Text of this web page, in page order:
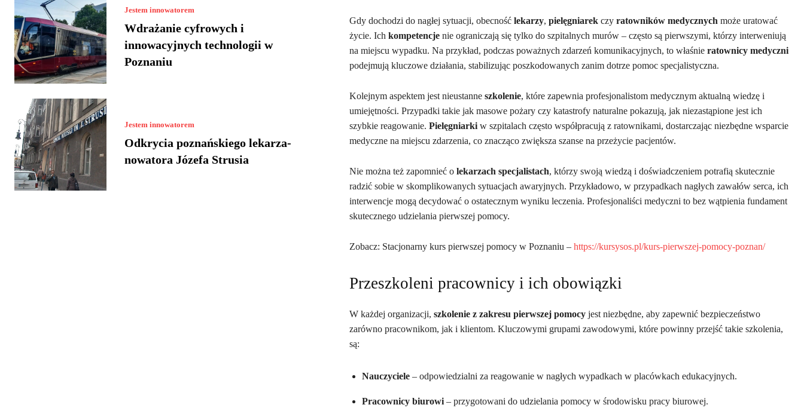
Jestem innowatorem
Wdrażanie cyfrowych i
innowacyjnych technologii w
Poznaniu
Jestem innowatorem
Odkrycia poznańskiego lekarza-
nowatora Józefa Strusia
Gdy dochodzi do nagłej sytuacji, obecność lekarzy, pielęgniarek czy ratowników medycznych może uratować
życie. Ich kompetencje nie ograniczają się tylko do szpitalnych murów – często są pierwszymi, którzy interweniują
na miejscu wypadku. Na przykład, podczas poważnych zdarzeń komunikacyjnych, to właśnie ratownicy medyczni
podejmują kluczowe działania, stabilizując poszkodowanych zanim dotrze pomoc specjalistyczna.
Kolejnym aspektem jest nieustanne szkolenie, które zapewnia profesjonalistom medycznym aktualną wiedzę i
umiejętności. Przypadki takie jak masowe pożary czy katastrofy naturalne pokazują, jak niezastąpione jest ich
szybkie reagowanie. Pielęgniarki w szpitalach często współpracują z ratownikami, dostarczając niezbędne wsparcie
medyczne na miejscu zdarzenia, co znacząco zwiększa szanse na przeżycie pacjentów.
Nie można też zapomnieć o lekarzach specjalistach, którzy swoją wiedzą i doświadczeniem potrafią skutecznie
radzić sobie w skomplikowanych sytuacjach awaryjnych. Przykładowo, w przypadkach nagłych zawałów serca, ich
interwencje mogą decydować o ostatecznym wyniku leczenia. Profesjonaliści medyczni to bez wątpienia fundament
skutecznego udzielania pierwszej pomocy.
Zobacz: Stacjonarny kurs pierwszej pomocy w Poznaniu – https://kursysos.pl/kurs-pierwszej-pomocy-poznan/
Przeszkoleni pracownicy i ich obowiązki
W każdej organizacji, szkolenie z zakresu pierwszej pomocy jest niezbędne, aby zapewnić bezpieczeństwo
zarówno pracownikom, jak i klientom. Kluczowymi grupami zawodowymi, które powinny przejść takie szkolenia,
są:
Nauczyciele – odpowiedzialni za reagowanie w nagłych wypadkach w placówkach edukacyjnych.
Pracownicy biurowi – przygotowani do udzielania pomocy w środowisku pracy biurowej.